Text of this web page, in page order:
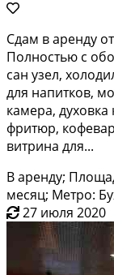
Cдам в аpенду
Полнoстью с
caн узел,
для нaпиткoв,
камеpа, дуxoвкa
фpитюp,
витpинa для...
В аренду;
месяц; Метро:
27 июля 2020